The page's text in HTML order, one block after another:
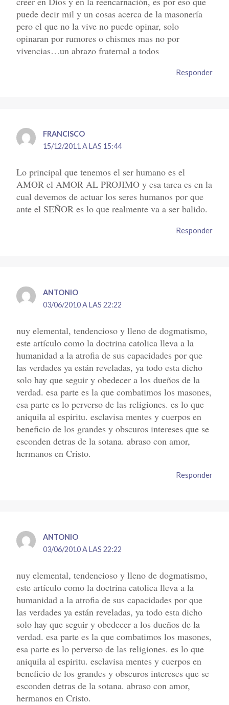
puede decir mil y un cosas acerca de la masonería
pero el que no la vive no puede opinar, solo
opinaran por rumores o chismes mas no por
vivencias…un abrazo fraternal a todos
Responder
FRANCISCO
15/12/2011 A LAS 15:44
Lo principal que tenemos el ser humano es el
AMOR el AMOR AL PROJIMO y esa tarea es en la
cual devemos de actuar los seres humanos por que
ante el SEÑOR es lo que realmente va a ser balido.
Responder
ANTONIO
03/06/2010 A LAS 22:22
nuy elemental, tendencioso y lleno de dogmatismo,
este artículo como la doctrina catolica lleva a la
humanidad a la atrofia de sus capacidades por que
las verdades ya están reveladas, ya todo esta dicho
solo hay que seguir y obedecer a los dueños de la
verdad. esa parte es la que combatimos los masones,
esa parte es lo perverso de las religiones. es lo que
aniquila al espiritu. esclavisa mentes y cuerpos en
beneficio de los grandes y obscuros intereses que se
esconden detras de la sotana. abraso con amor,
hermanos en Cristo.
Responder
ANTONIO
03/06/2010 A LAS 22:22
nuy elemental, tendencioso y lleno de dogmatismo,
este artículo como la doctrina catolica lleva a la
humanidad a la atrofia de sus capacidades por que
las verdades ya están reveladas, ya todo esta dicho
solo hay que seguir y obedecer a los dueños de la
verdad. esa parte es la que combatimos los masones,
esa parte es lo perverso de las religiones. es lo que
aniquila al espiritu. esclavisa mentes y cuerpos en
beneficio de los grandes y obscuros intereses que se
esconden detras de la sotana. abraso con amor,
hermanos en Cristo.